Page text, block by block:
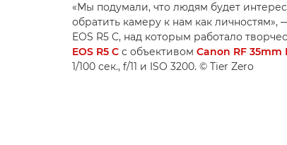
«Мы подумали, что людям будет
обратить камеру к нам как
EOS R5 C, над которым работало
EOS R5 C с объективом Canon RF 35mm
1/100 сек., f/11 и ISO 3200. © Tier Zero